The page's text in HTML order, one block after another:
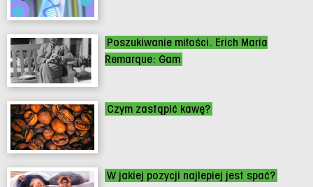
Poszukiwanie miłości. Erich Maria
Remarque: Gam
Czym zastąpić kawę?
W jakiej pozycji najlepiej jest spać?